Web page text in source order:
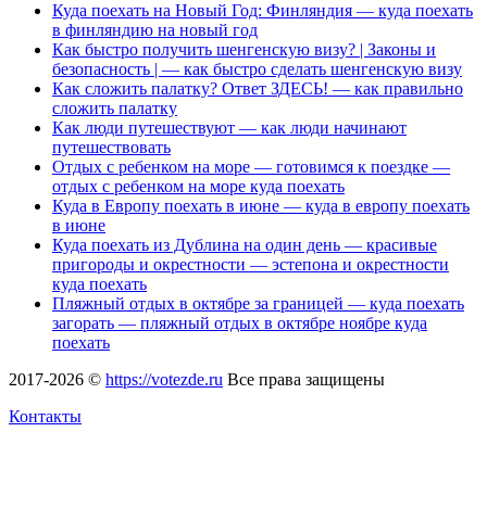
Куда поехать на Новый Год: Финляндия — куда поехать
в финляндию на новый год
Как быстро получить шенгенскую визу? | Законы и
безопасность | — как быстро сделать шенгенскую визу
Как сложить палатку? Ответ ЗДЕСЬ! — как правильно
сложить палатку
Как люди путешествуют — как люди начинают
путешествовать
Отдых с ребенком на море — готовимся к поездке —
отдых с ребенком на море куда поехать
Куда в Европу поехать в июне — куда в европу поехать
в июне
Куда поехать из Дублина на один день — красивые
пригороды и окрестности — эстепона и окрестности
куда поехать
Пляжный отдых в октябре за границей — куда поехать
загорать — пляжный отдых в октябре ноябре куда
поехать
2017-2026 © https://votezde.ru Все права защищены
Контакты